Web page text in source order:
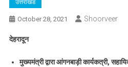
उत्तराखंड
October 28, 2021 Shoorveer
देहरादून
मुख्यमंत्री द्वारा आंगनबाड़ी कार्यकत्री,